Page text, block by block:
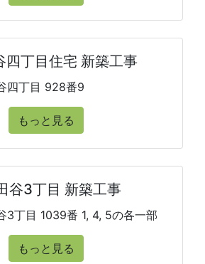
四丁目住宅 新築工事
四丁目 928番9
もっと見る
谷3丁目 新築工事
3丁目 1039番 1, 4, 5の各一部
もっと見る